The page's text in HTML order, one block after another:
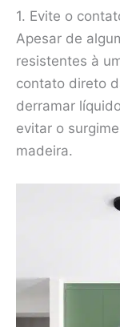
1. Evite o
Apesar de
resistentes à
contato direto
derramar
evitar o
madeira.